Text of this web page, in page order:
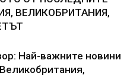
ВЕЛИКОБРИТАНИЯ,
Най-важните новини